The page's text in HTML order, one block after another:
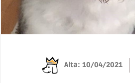
Alta: 10/04/2021